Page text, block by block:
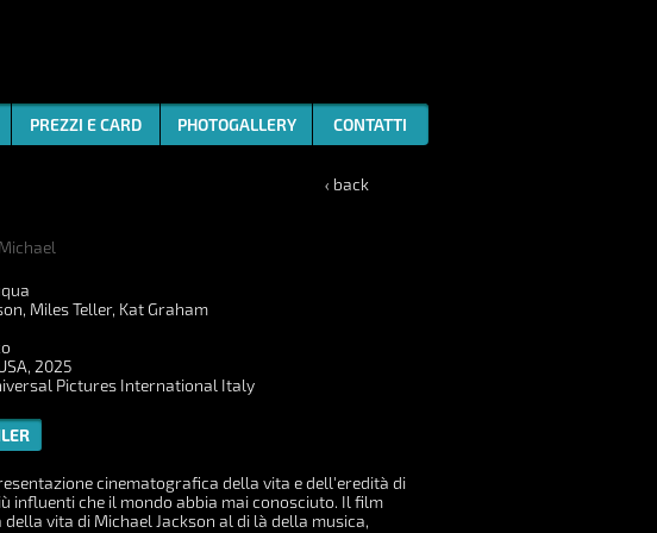
PREZZI E CARD PHOTOGALLERY CONTATTI
‹ back
Michael
Miles Teller, Kat Graham
2025
Pictures International Italy
cinematografica della vita e dell'eredità di
influenti che il mondo abbia mai conosciuto. Il film
vita di Michael Jackson al di là della musica,